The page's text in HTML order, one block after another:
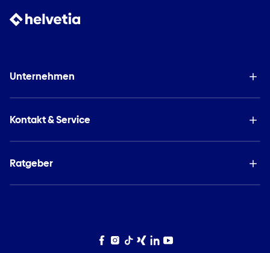
Unternehmen
Kontakt & Service
Ratgeber
Facebook
Instagram
TikTokXingLinkedIn
YouTube